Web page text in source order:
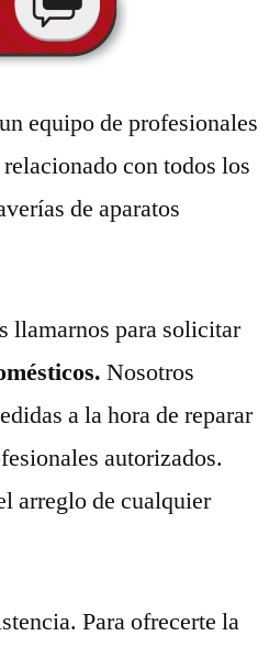
equipo de profesionales
con todos los
de aparatos
llamarnos para solicitar
Nosotros
a la hora de reparar
autorizados.
arreglo de cualquier
Para ofrecerte la